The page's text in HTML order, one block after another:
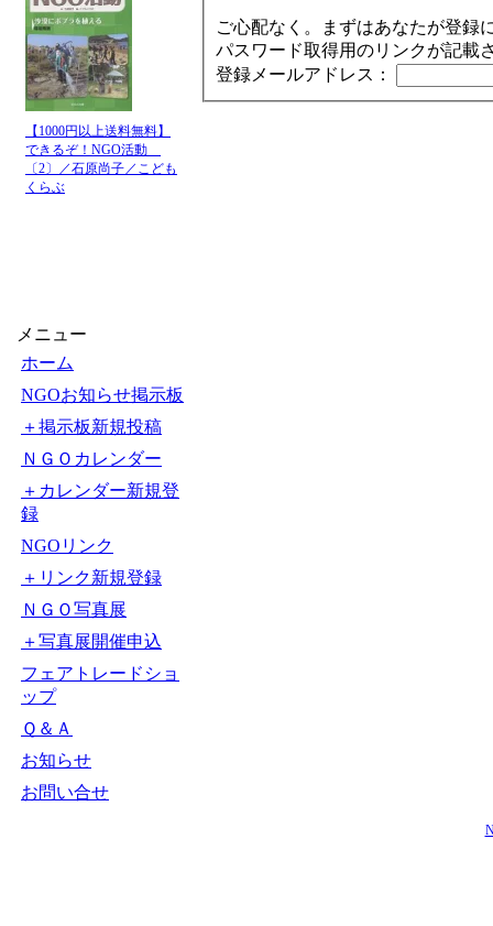
【1000円以上送料無料】
できるぞ！NGO活動
〔2〕／石原尚子／こども
くらぶ
メニュー
ホーム
NGOお知らせ掲示板
＋掲示板新規投稿
ＮＧＯカレンダー
＋カレンダー新規登
録
NGOリンク
＋リンク新規登録
ＮＧＯ写真展
＋写真展開催申込
フェアトレードショ
ップ
Ｑ＆Ａ
お知らせ
お問い合せ
ご心配なく。まずはあなたが登録
パスワード取得用のリンクが記載
登録メールアドレス：